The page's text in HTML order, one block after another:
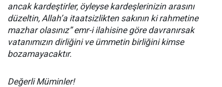
ancak kardeştirler, öyleyse kardeşlerinizin arasını
düzeltin, Allah’a itaatsizlikten sakının ki rahmetine
mazhar olasınız” emr-i ilahisine göre davranırsak
vatanımızın dirliğini ve ümmetin birliğini kimse
bozamayacaktır.
Değerli Müminler!